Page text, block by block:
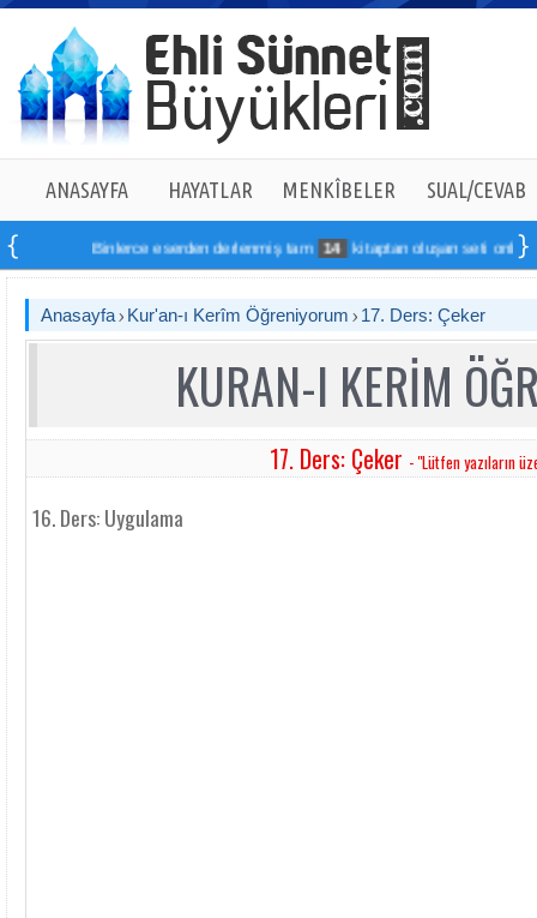
ANASAYFA HAYATLAR MENKÎBELER SUAL/CEVAB
Binlerce eserden derlenmiş tam 14 kitaptan oluşan seti online
Anasayfa Kur'an-ı Kerîm Öğreniyorum 17. Ders: Çeker
KURAN-I KERİM
17. Ders: Çeker - "Lütfen yazıların
16. Ders: Uygulama